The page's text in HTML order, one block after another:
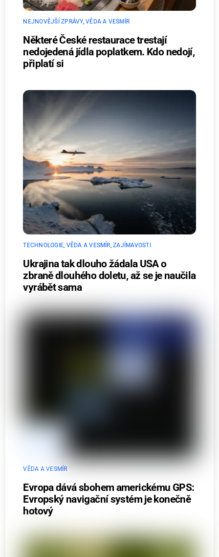
NEJNOVĚJŠÍ ZPRÁVY,VĚDA A VESMÍR
Některé České restaurace trestají
nedojedená jídla poplatkem. Kdo nedojí,
připlatí si
TECHNOLOGIE, VĚDA A VESMÍR,ZAJÍMAVOSTI
Ukrajina tak dlouho žádala USA o
zbraně dlouhého doletu, až se je naučila
vyrábět sama
VĚDA A VESMÍR
Evropa dává sbohem americkému GPS:
Evropský navigační systém je konečně
hotový